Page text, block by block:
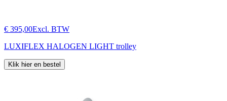
€ 395,00Excl. BTW
LUXIFLEX HALOGEN LIGHT trolley
Klik hier en bestel